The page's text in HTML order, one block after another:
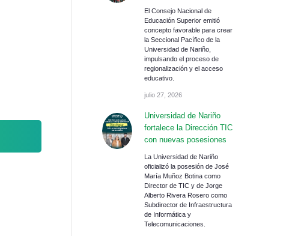
El Consejo Nacional de
Educación Superior emitió
concepto favorable para crear
la Seccional Pacífico de la
Universidad de Nariño,
impulsando el proceso de
regionalización y el acceso
educativo.
julio 27, 2026
Universidad de Nariño
fortalece la Dirección TIC
con nuevas posesiones
La Universidad de Nariño
oficializó la posesión de José
María Muñoz Botina como
Director de TIC y de Jorge
Alberto Rivera Rosero como
Subdirector de Infraestructura
de Informática y
Telecomunicaciones.